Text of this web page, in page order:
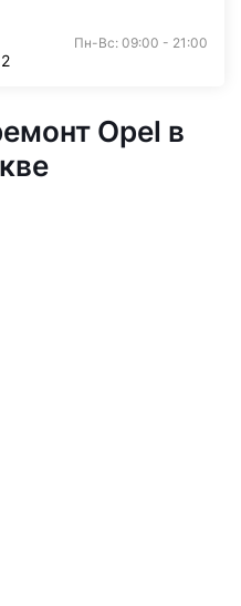
Пн-Вс: 09:00 - 21:00
Opel в